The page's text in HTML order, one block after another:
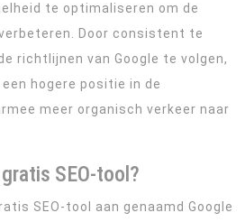
te optimaliseren om de
Door consistent te
richtlijnen van Google te volgen,
hogere positie in de
meer organisch verkeer naar
SEO-tool?
SEO-tool aan genaamd Google